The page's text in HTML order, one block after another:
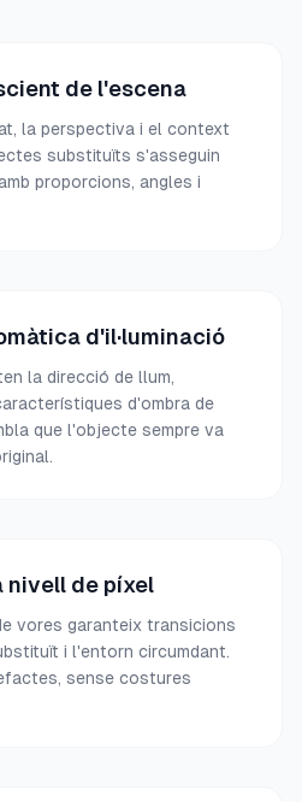
de l'escena
la perspectiva i el context
substituïts s'asseguin
proporcions, angles i
d'il·luminació
la direcció de llum,
d'ombra de
que l'objecte sempre va
nivell de píxel
vores garanteix transicions
i l'entorn circumdant.
sense costures